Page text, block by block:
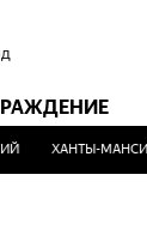
ХАНТЫ-